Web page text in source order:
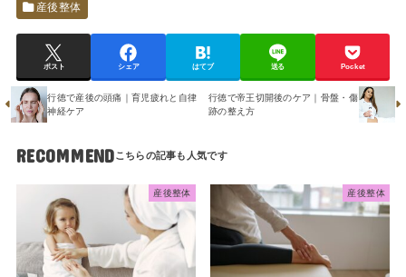
産後整体
ポスト シェア はてブ 送る Pocket
行徳で産後の頭痛｜育児疲れと自律
神経ケア
行徳で帝王切開後のケア｜骨盤・傷
跡の整え方
RECOMMEND
産後整体 産後整体